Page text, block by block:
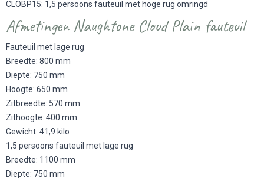
CLOBP15: 1,5 persoons fauteuil met hoge rug omringd
Afmetingen Naughtone Cloud Plain fauteuil
Fauteuil met lage rug
Breedte: 800 mm
Diepte: 750 mm
Hoogte: 650 mm
Zitbreedte: 570 mm
Zithoogte: 400 mm
Gewicht: 41,9 kilo
1,5 persoons fauteuil met lage rug
Breedte: 1100 mm
Diepte: 750 mm